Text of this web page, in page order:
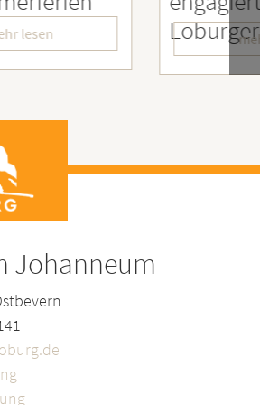
mehr lesen
–
Johanneum